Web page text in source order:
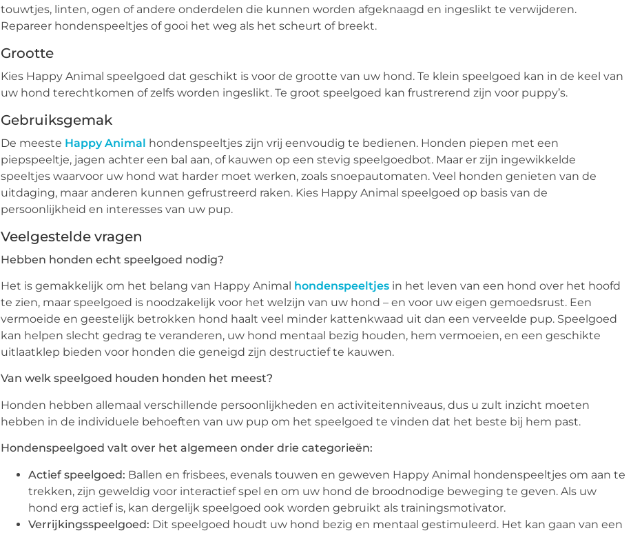
touwtjes, linten, ogen of andere onderdelen die kunnen worden afgeknaagd en ingeslikt te verwijderen.
Repareer hondenspeeltjes of gooi het weg als het scheurt of breekt.
Grootte
Kies Happy Animal speelgoed dat geschikt is voor de grootte van uw hond. Te klein speelgoed kan in de keel van
uw hond terechtkomen of zelfs worden ingeslikt. Te groot speelgoed kan frustrerend zijn voor puppy’s.
Gebruiksgemak
De meeste Happy Animal hondenspeeltjes zijn vrij eenvoudig te bedienen. Honden piepen met een
piepspeeltje, jagen achter een bal aan, of kauwen op een stevig speelgoedbot. Maar er zijn ingewikkelde
speeltjes waarvoor uw hond wat harder moet werken, zoals snoepautomaten. Veel honden genieten van de
uitdaging, maar anderen kunnen gefrustreerd raken. Kies Happy Animal speelgoed op basis van de
persoonlijkheid en interesses van uw pup.
Veelgestelde vragen
Hebben honden echt speelgoed nodig?
Het is gemakkelijk om het belang van Happy Animal hondenspeeltjes in het leven van een hond over het hoofd
te zien, maar speelgoed is noodzakelijk voor het welzijn van uw hond – en voor uw eigen gemoedsrust. Een
vermoeide en geestelijk betrokken hond haalt veel minder kattenkwaad uit dan een verveelde pup. Speelgoed
kan helpen slecht gedrag te veranderen, uw hond mentaal bezig houden, hem vermoeien, en een geschikte
uitlaatklep bieden voor honden die geneigd zijn destructief te kauwen.
Van welk speelgoed houden honden het meest?
Honden hebben allemaal verschillende persoonlijkheden en activiteitenniveaus, dus u zult inzicht moeten
hebben in de individuele behoeften van uw pup om het speelgoed te vinden dat het beste bij hem past.
Hondenspeelgoed valt over het algemeen onder drie categorieën:
Actief speelgoed: Ballen en frisbees, evenals touwen en geweven Happy Animal hondenspeeltjes om aan te
trekken, zijn geweldig voor interactief spel en om uw hond de broodnodige beweging te geven. Als uw
hond erg actief is, kan dergelijk speelgoed ook worden gebruikt als trainingsmotivator.
Verrijkingsspeelgoed: Dit speelgoed houdt uw hond bezig en mentaal gestimuleerd. Het kan gaan van een